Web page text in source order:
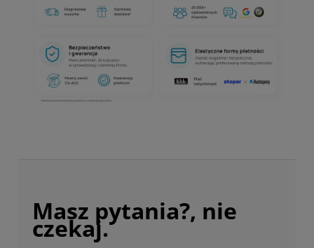
Masz pytania?, nie
czekaj.